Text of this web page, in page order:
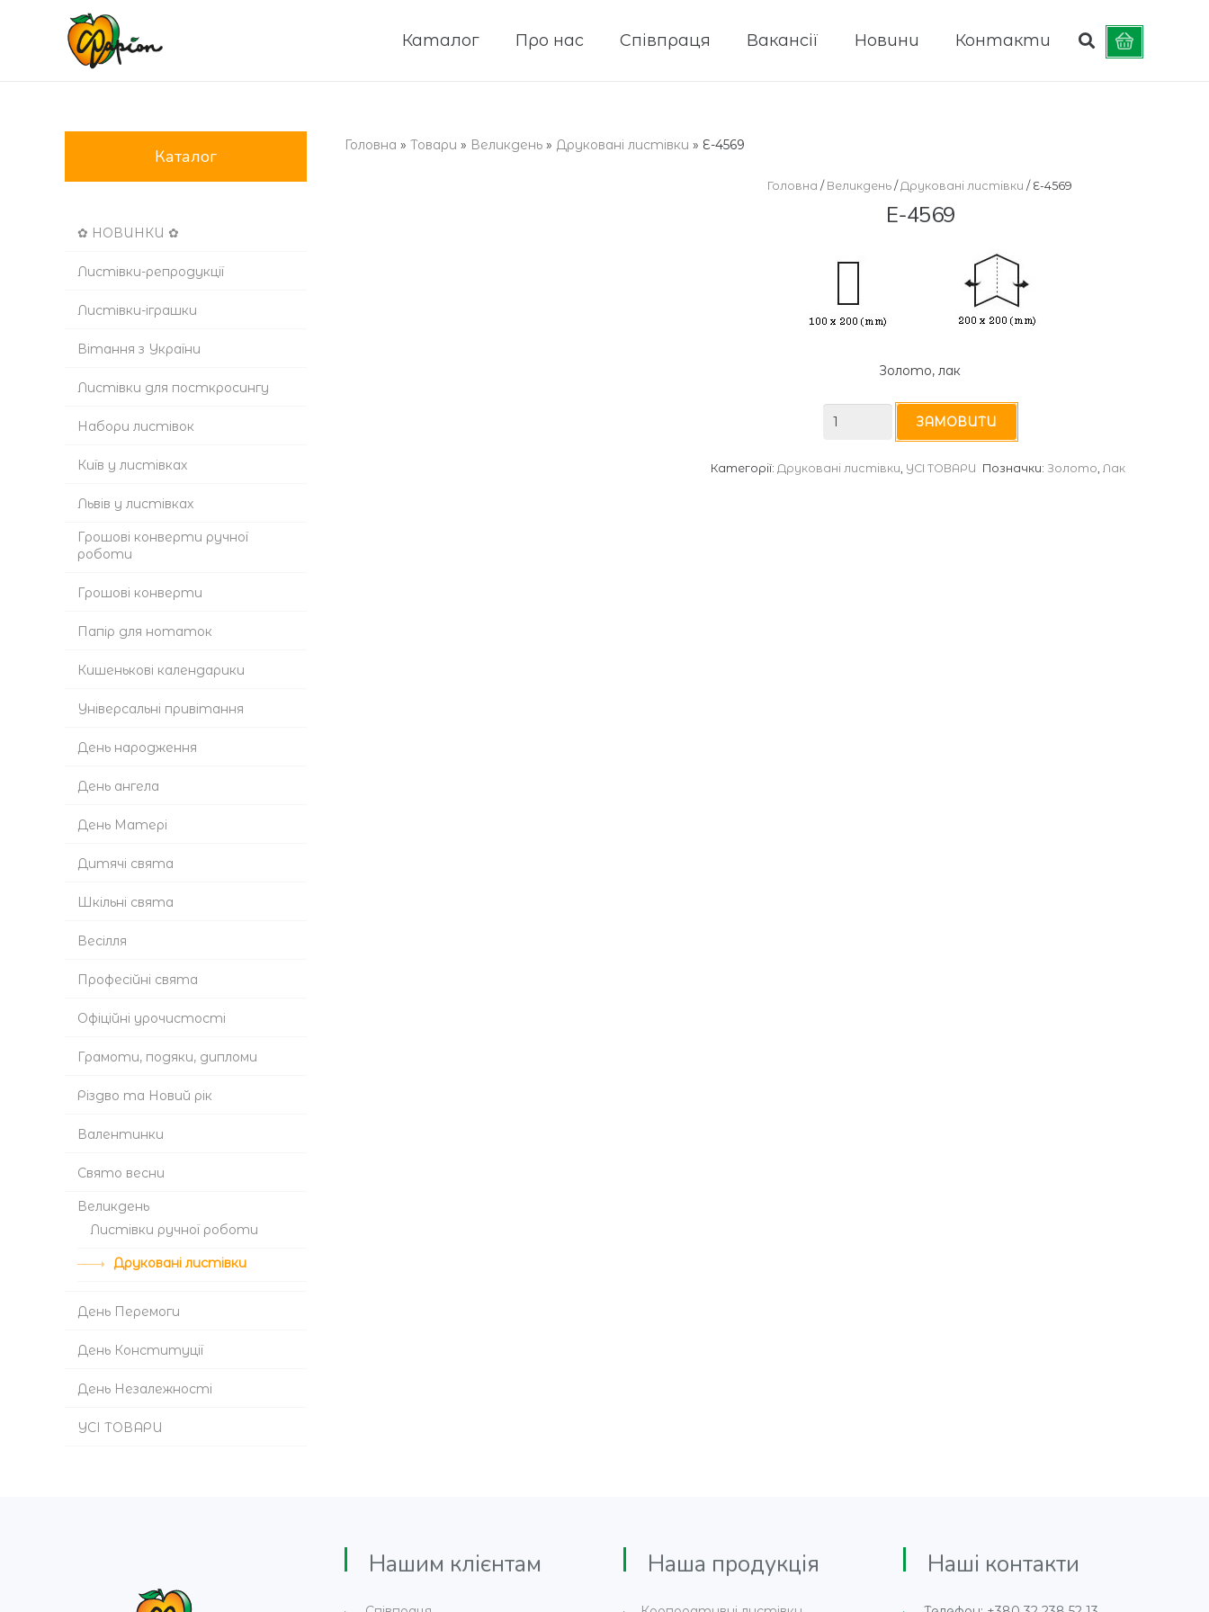
Каталог Про нас Співпраця Вакансії Новини Контакти
Головна » Товари » Великдень» Друковані листівки » E-4569
Головна / Великдень /Друковані листівки / E-4569
E-4569
Золото, лак
E-
кількість
ЗАМОВИТИ
Категорії: Друковані листівки УСІ ТОВАРИ Позначки: Золото Лак
Каталог
✿ НОВИНКИ ✿
Листівки-репродукції
Листівки-іграшки
Вітання з України
Листівки для посткросингу
Набори листівок
Київ у листівках
Львів у листівках
Грошові конверти ручної
роботи
Грошові конверти
Папір для нотаток
Кишенькові календарики
Універсальні привітання
День народження
День ангела
День Матері
Дитячі свята
Шкільні свята
Весілля
Професійні свята
Офіційні урочистості
Грамоти, подяки, дипломи
Різдво та Новий рік
Валентинки
Cвято весни
Великдень
Листівки ручної роботи
Друковані листівки
День Перемоги
День Конституції
День Незалежності
УСІ ТОВАРИ
Нашим клієнтам Наша продукція Наші контакти